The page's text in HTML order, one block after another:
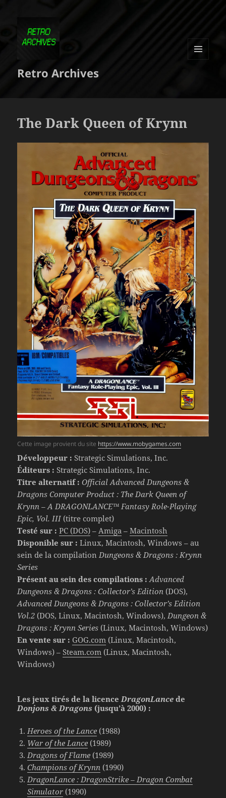
Retro Archives
The Dark Queen of Krynn
Cette image provient du site https://www.mobygames.com
Développeur : Strategic Simulations, Inc.
Éditeurs : Strategic Simulations, Inc.
Titre alternatif : Official Advanced Dungeons &
Dragons Computer Product : The Dark Queen of
Krynn – A DRAGONLANCE™Fantasy Role-Playing
Epic, Vol. III(titre complet)
Testé sur : PC (DOS) –Amiga –Macintosh
Disponible sur : Linux, Macintosh, Windows – au
sein de la compilationDungeons & Dragons : Krynn
Series
Présent au sein des compilations : Advanced
Dungeons & Dragons : Collector’s Edition (DOS),
Advanced Dungeons & Dragons : Collector’s Edition
Vol.2 (DOS, Linux, Macintosh, Windows),Dungeon &
Dragons : Krynn Series (Linux, Macintosh, Windows)
En vente sur : GOG.com (Linux, Macintosh,
Windows) –Steam.com (Linux, Macintosh,
Windows)
Les jeux tirés de la licenceDragonLance de
Donjons & Dragons (jusqu’à 2000) :
Heroes of the Lance (1988)
War of the Lance (1989)
Dragons of Flame (1989)
Champions of Krynn (1990)
DragonLance : DragonStrike – Dragon Combat
Simulator (1990)